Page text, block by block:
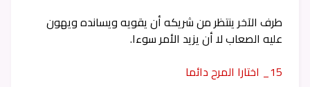
طرف الآخر ينتظر من شريكه أن يقويه ويسانده ويهون
عليه الصعاب لا أن يزيد الأمر سوءا.
15_ اختارا المرح دائما